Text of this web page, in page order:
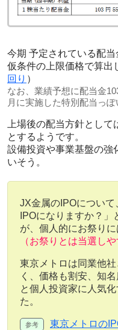
今期 予定されている配当
仮条件の上限価格で算出
回り ）
なお、業績予想に配当金
月に実施した特別配当っ
上場後の配当方針として
とするようです。
設備投資や事業基盤の強
いそう。
JX金属のIPOについ
IPOになりますか？
が、個人的にお祭り
（お祭りとは当選し
東京メトロは同業他
く、価格も割安、知
と個人投資家に人気
た。
東京メトロの